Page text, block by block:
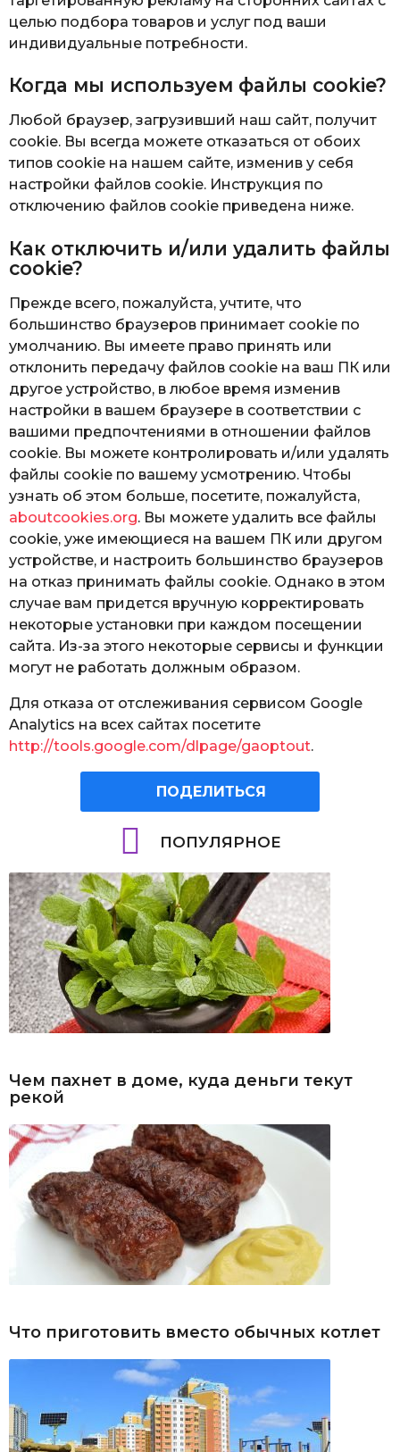
целью подбора товаров и услуг под ваши
индивидуальные потребности.
Когда мы используем файлы cookie?
Любой браузер, загрузивший наш сайт, получит
cookie. Вы всегда можете отказаться от обоих
типов cookie на нашем сайте, изменив у себя
настройки файлов cookie. Инструкция по
отключению файлов cookie приведена ниже.
Как отключить и/или удалить файлы
cookie?
Прежде всего, пожалуйста, учтите, что
большинство браузеров принимает cookie по
умолчанию. Вы имеете право принять или
отклонить передачу файлов cookie на ваш ПК или
другое устройство, в любое время изменив
настройки в вашем браузере в соответствии с
вашими предпочтениями в отношении файлов
cookie. Вы можете контролировать и/или удалять
файлы cookie по вашему усмотрению. Чтобы
узнать об этом больше, посетите, пожалуйста,
aboutcookies.org. Вы можете удалить все файлы
cookie, уже имеющиеся на вашем ПК или другом
устройстве, и настроить большинство браузеров
на отказ принимать файлы cookie. Однако в этом
случае вам придется вручную корректировать
некоторые установки при каждом посещении
сайта. Из-за этого некоторые сервисы и функции
могут не работать должным образом.
Для отказа от отслеживания сервисом Google
Analytics на всех сайтах посетите
http://tools.google.com/dlpage/gaoptout.
ПОДЕЛИТЬСЯ
ПОПУЛЯРНОЕ
Чем пахнет в доме, куда деньги текут
рекой
Что приготовить вместо обычных котлет